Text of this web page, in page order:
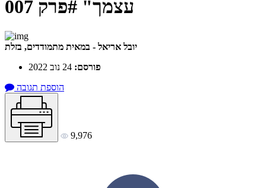
עצמך" #פרק 007
יובל אריאל - במאית מתמודדים, בזלת
פורסם:
הוספת תגובה
9,976